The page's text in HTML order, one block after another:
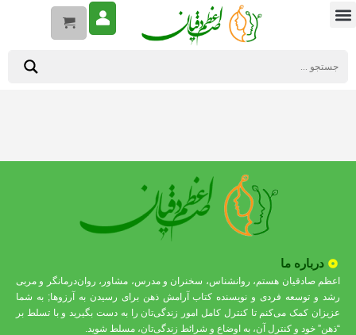
درباره ما
اعظم صادقیان هستم، روانشناس، سخنران و مدرس، مشاور، روان‌درمانگر و مربی
رشد و توسعه فردی و نویسنده کتاب آرامش ذهن برای رسیدن به آرزوها; به شما
عزیزان کمک می‌کنم تا کنترل کامل امور زندگی‌تان را به دست بگیرید و با تسلط بر
“ذهن” خود و کنترل آن، به اوضاع و شرائط زندگی‌تان، مسلط شوید.